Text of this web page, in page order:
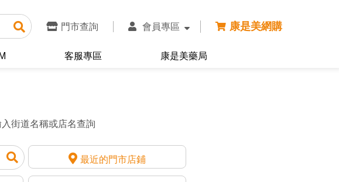
門市查詢 會員專區 康是美網購
客服專區 康是美藥局
街道名稱或店名查詢
最近的門市店鋪